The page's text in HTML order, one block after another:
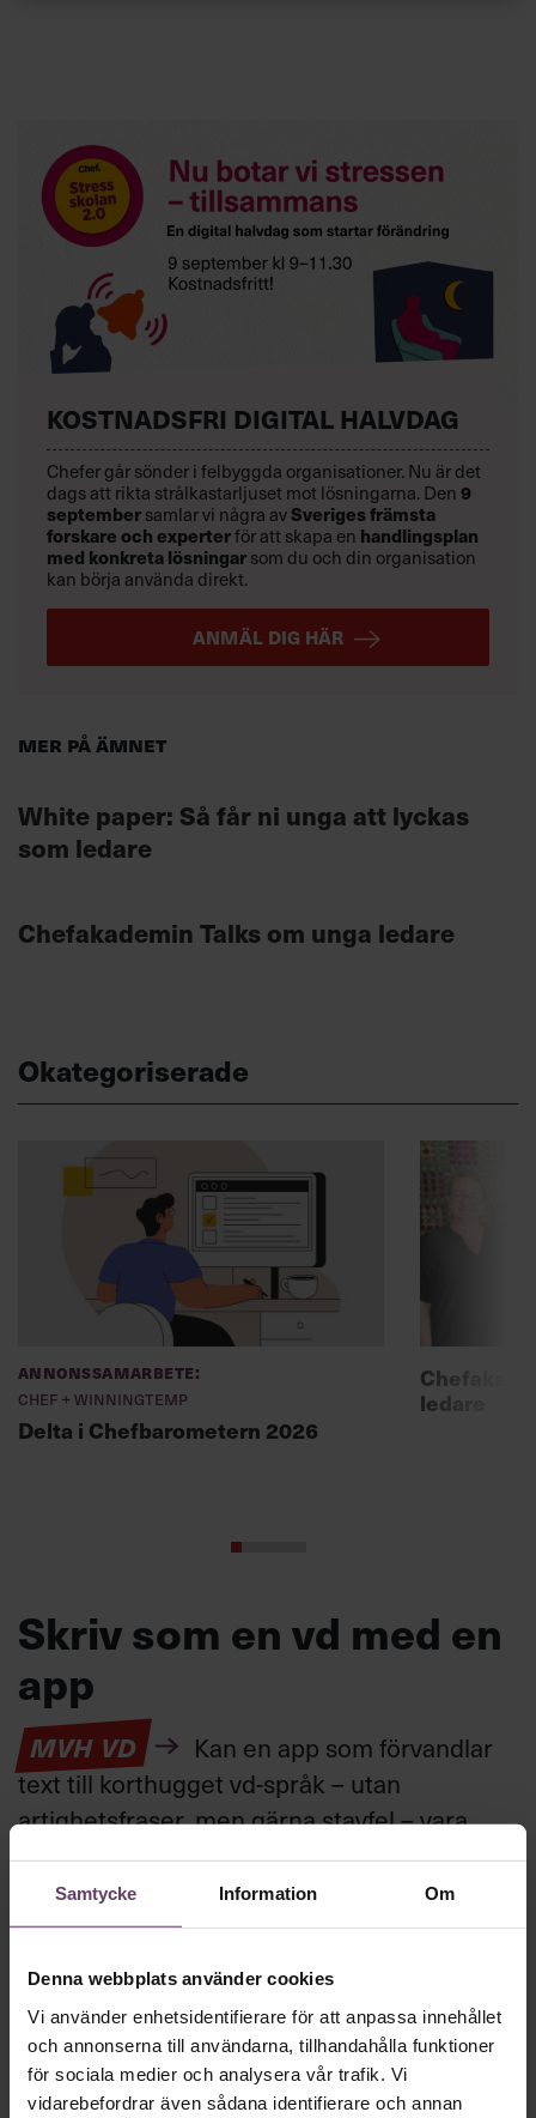
Samtycke Information Om
Denna webbplats använder cookies
Vi använder enhetsidentifierare för att anpassa innehållet
och annonserna till användarna, tillhandahålla funktioner
för sociala medier och analysera vår trafik. Vi
vidarebefordrar även sådana identifierare och annan
Mer på ämnet
White paper: Så får ni unga att lyckas
som ledare
Chefakademin Talks om unga ledare
KOSTNADSFRI DIGITAL HALVDAG
Chefer går sönder i felbyggda organisationer. Nu är det
dags att rikta strålkastarljuset mot lösningarna. Den9
septembersamlar vi några avSveriges främsta
forskare och experterför att skapa en handlingsplan
med konkreta lösningarsom du och din organisation
kan börja använda direkt.
ANMÄL DIG HÄR
Okategoriserade
Annonssamarbete:
Chef + Winningtemp
Delta i Chefbarometern 2026
ledare
Skriv som en vd med en
app
MVH VD
Kan en app som förvandlar
text till korthugget vd-språk – utan
artighetsfraser, men gärna stavfel – vara
vägen för den som vill nå fram till
toppcheferna?
Kommunikation
Publicerad2026-08-07